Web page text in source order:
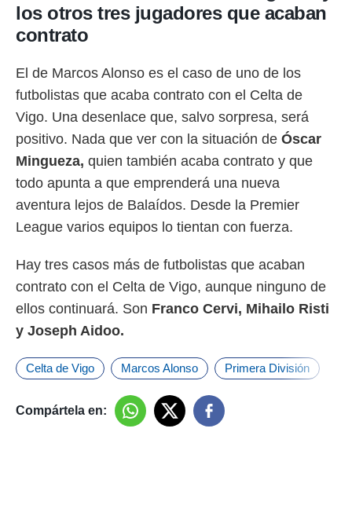
los otros tres jugadores que acaban
contrato
El de Marcos Alonso es el caso de uno de los
futbolistas que acaba contrato con el Celta de
Vigo. Una desenlace que, salvo sorpresa, será
positivo. Nada que ver con la situación de Óscar
Mingueza, quien también acaba contrato y que
todo apunta a que emprenderá una nueva
aventura lejos de Balaídos. Desde la Premier
League varios equipos lo tientan con fuerza.
Hay tres casos más de futbolistas que acaban
contrato con el Celta de Vigo, aunque ninguno de
ellos continuará. Son Franco Cervi, Mihailo Risti
y Joseph Aidoo.
Celta de Vigo Marcos Alonso Primera División
Compártela en: